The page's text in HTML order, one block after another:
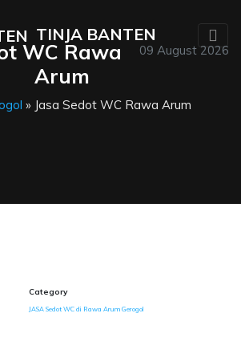
TINJA BANTEN
09 August 2026
WC Rawa
Arum
» Jasa Sedot WC Rawa Arum
Category
JASA Sedot WC di Rawa Arum Gerogol